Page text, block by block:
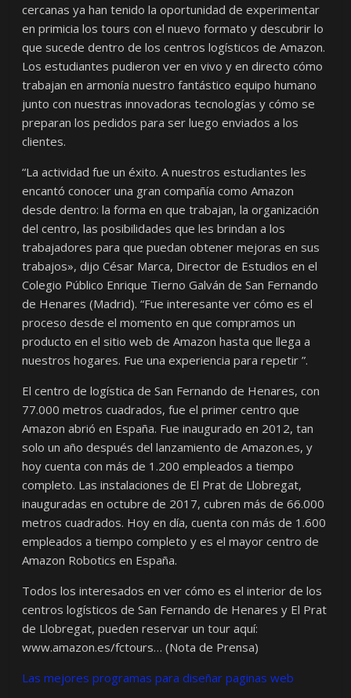
cercanas ya han tenido la oportunidad de experimentar
en primicia los tours con el nuevo formato y descubrir lo
que sucede dentro de los centros logísticos de Amazon.
Los estudiantes pudieron ver en vivo y en directo cómo
trabajan en armonía nuestro fantástico equipo humano
junto con nuestras innovadoras tecnologías y cómo se
preparan los pedidos para ser luego enviados a los
clientes.
“La actividad fue un éxito. A nuestros estudiantes les
encantó conocer una gran compañía como Amazon
desde dentro: la forma en que trabajan, la organización
del centro, las posibilidades que les brindan a los
trabajadores para que puedan obtener mejoras en sus
trabajos», dijo César Marca, Director de Estudios en el
Colegio Público Enrique Tierno Galván de San Fernando
de Henares (Madrid). “Fue interesante ver cómo es el
proceso desde el momento en que compramos un
producto en el sitio web de Amazon hasta que llega a
nuestros hogares. Fue una experiencia para repetir ”.
El centro de logística de San Fernando de Henares, con
77.000 metros cuadrados, fue el primer centro que
Amazon abrió en España. Fue inaugurado en 2012, tan
solo un año después del lanzamiento de Amazon.es, y
hoy cuenta con más de 1.200 empleados a tiempo
completo. Las instalaciones de El Prat de Llobregat,
inauguradas en octubre de 2017, cubren más de 66.000
metros cuadrados. Hoy en día, cuenta con más de 1.600
empleados a tiempo completo y es el mayor centro de
Amazon Robotics en España.
Todos los interesados en ver cómo es el interior de los
centros logísticos de San Fernando de Henares y El Prat
de Llobregat, pueden reservar un tour aquí:
www.amazon.es/fctours… (Nota de Prensa)
Las mejores programas para diseñar paginas web